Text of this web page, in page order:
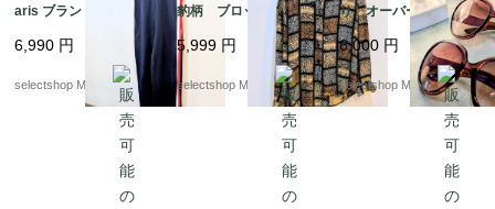
aris ブランド ベルギ
ン ユニフォーム ト
リコロール 48
6,990 円
selectshop Merci.
豹柄 ブロック ブラ
ウス ブラウン 総
柄 Mサイズ
5,999 円
selectshop Merci.
り オーバーサイズ
ブラウン グラデーシ
ョン サングラス ピン
クブラウン ブラウ
ン 軽い付け心地
6,000 円
selectshop Merci.